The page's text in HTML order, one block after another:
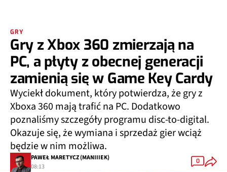
GRY
Gry z Xbox 360 zmierzają na
PC, a płyty z obecnej generacji
zamienią się w Game Key Cardy
Wyciekł dokument, który potwierdza, że gry z
Xboxa 360 mają trafić na PC. Dodatkowo
poznaliśmy szczegóły programu disc-to-digital.
Okazuje się, że wymiana i sprzedaż gier wciąż
będzie w nim możliwa.
PAWEŁ MARETYCZ (MANIIIEK)
08:13
0